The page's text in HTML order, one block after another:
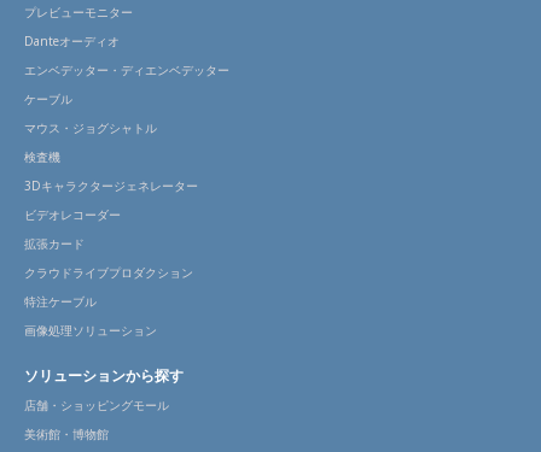
プレビューモニター
Danteオーディオ
エンベデッター・ディエンベデッター
ケーブル
マウス・ジョグシャトル
検査機
3Dキャラクタージェネレーター
ビデオレコーダー
拡張カード
クラウドライブプロダクション
特注ケーブル
画像処理ソリューション
ソリューションから探す
店舗・ショッピングモール
美術館・博物館